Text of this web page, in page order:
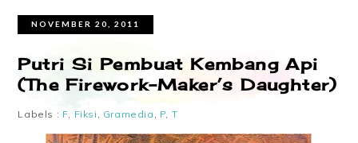
NOVEMBER 20, 2011
Putri Si Pembuat Kembang Api
(The Firework-Maker’s Daughter)
Labels : F, Fiksi , Gramedia , P, T